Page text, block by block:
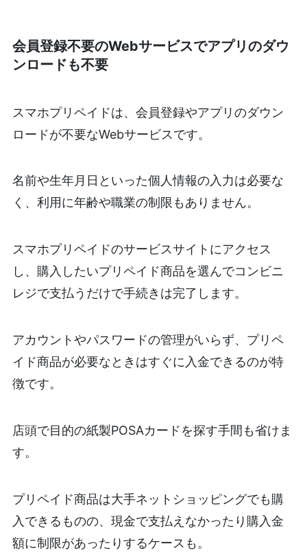
会員登録不要のWebサービスでアプリのダウ
ンロードも不要
スマホプリペイドは、会員登録やアプリのダウン
ロードが不要なWebサービスです。
名前や生年月日といった個人情報の入力は必要な
く、利用に年齢や職業の制限もありません。
スマホプリペイドのサービスサイトにアクセス
し、購入したいプリペイド商品を選んでコンビニ
レジで支払うだけで手続きは完了します。
アカウントやパスワードの管理がいらず、プリペ
イド商品が必要なときはすぐに入金できるのが特
徴です。
店頭で目的の紙製POSAカードを探す手間も省けま
す。
プリペイド商品は大手ネットショッピングでも購
入できるものの、現金で支払えなかったり購入金
額に制限があったりするケースも。